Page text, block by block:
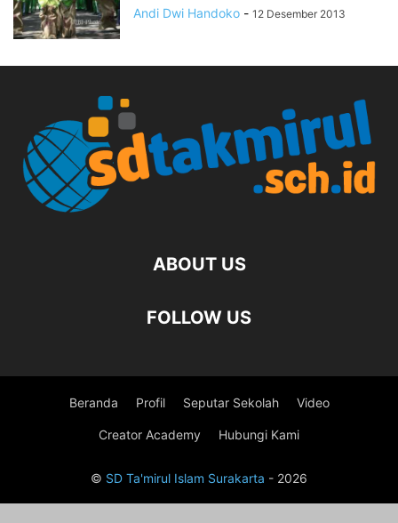
Andi Dwi Handoko - 12 Desember 2013
ABOUT US
FOLLOW US
Beranda Profil Seputar Sekolah Video
Creator Academy Hubungi Kami
© SD Ta'mirul Islam Surakarta - 2026